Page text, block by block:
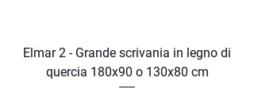
Elmar 2 - Grande scrivania in legno di
quercia 180x90 o 130x80 cm